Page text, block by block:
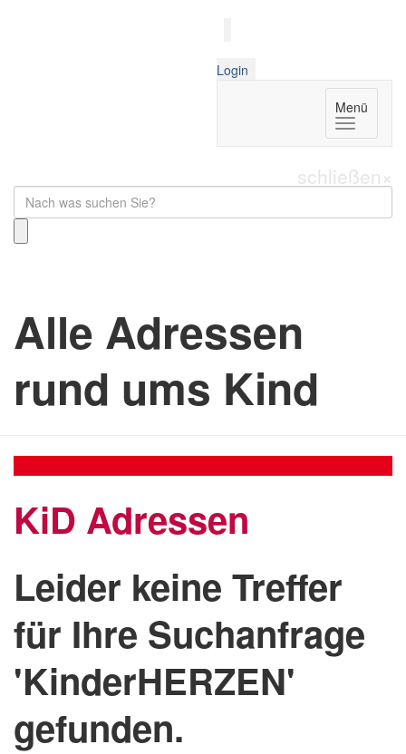
Login
Menü
schließen×
Alle Adressen
rund ums Kind
KiD Adressen
Leider keine Treffer
für Ihre Suchanfrage
'KinderHERZEN'
gefunden.